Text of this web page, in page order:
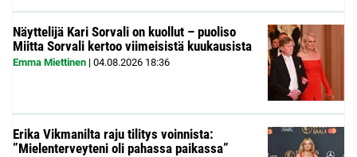
Näyttelijä Kari Sorvali on kuollut – puoliso
Miitta Sorvali kertoo viimeisistä kuukausista
Emma Miettinen | 04.08.2026 18:36
Erika Vikmanilta raju tilitys voinnista:
”Mielenterveyteni oli pahassa paikassa”